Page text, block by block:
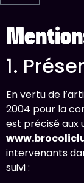
1.
En vertu de
2004 pour la
est précisé aux
intervenants
suivi :